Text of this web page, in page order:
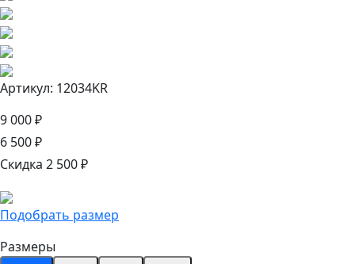
Артикул: 12034KR
9 000 ₽
6 500 ₽
Скидка 2 500 ₽
Подобрать размер
Размеры